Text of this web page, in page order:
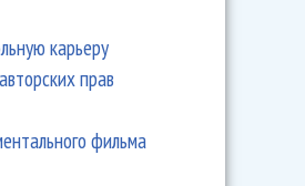
карьеру
прав
фильма